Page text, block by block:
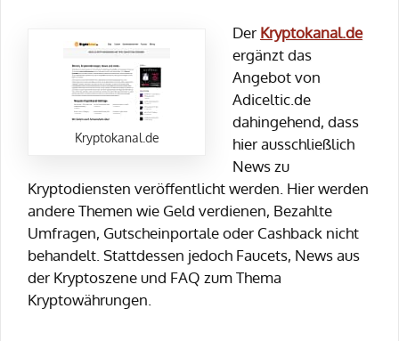
Kryptokanal.de
Der Kryptokanal.de
ergänzt das
Angebot von
Adiceltic.de
dahingehend, dass
hier ausschließlich
News zu
Kryptodiensten veröffentlicht werden. Hier werden
andere Themen wie Geld verdienen, Bezahlte
Umfragen, Gutscheinportale oder Cashback nicht
behandelt. Stattdessen jedoch Faucets, News aus
der Kryptoszene und FAQ zum Thema
Kryptowährungen.